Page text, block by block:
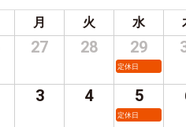
月 火 水
27 28 29
定休日
3 4 5
定休日